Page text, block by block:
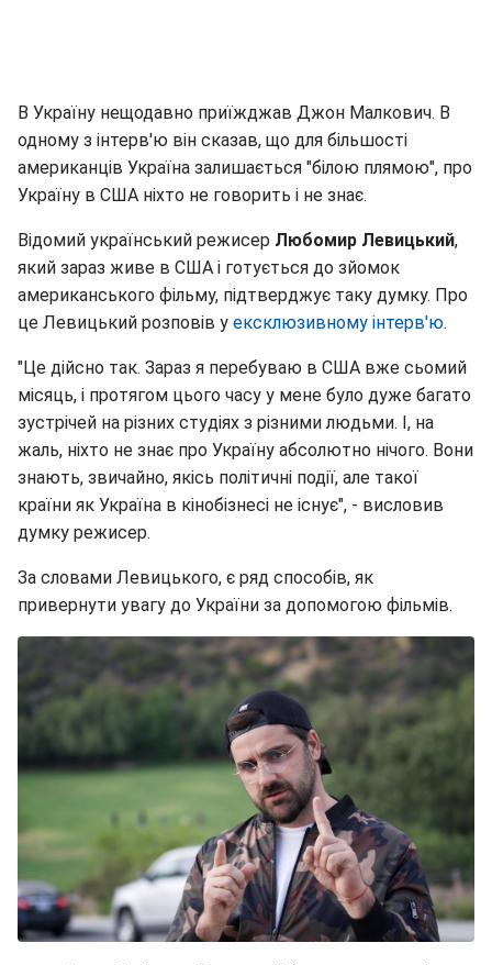
В Україну нещодавно приїжджав Джон Малкович. В
одному з інтерв'ю він сказав, що для більшості
американців Україна залишається "білою плямою", про
Україну в США ніхто не говорить і не знає.
Відомий український режисер Любомир Левицький,
який зараз живе в США і готується до зйомок
американського фільму, підтверджує таку думку. Про
це Левицький розповів у ексклюзивному інтерв'ю.
"Це дійсно так. Зараз я перебуваю в США вже сьомий
місяць, і протягом цього часу у мене було дуже багато
зустрічей на різних студіях з різними людьми. І, на
жаль, ніхто не знає про Україну абсолютно нічого. Вони
знають, звичайно, якісь політичні події, але такої
країни як Україна в кінобізнесі не існує", - висловив
думку режисер.
За словами Левицького, є ряд способів, як
привернути увагу до України за допомогою фільмів.